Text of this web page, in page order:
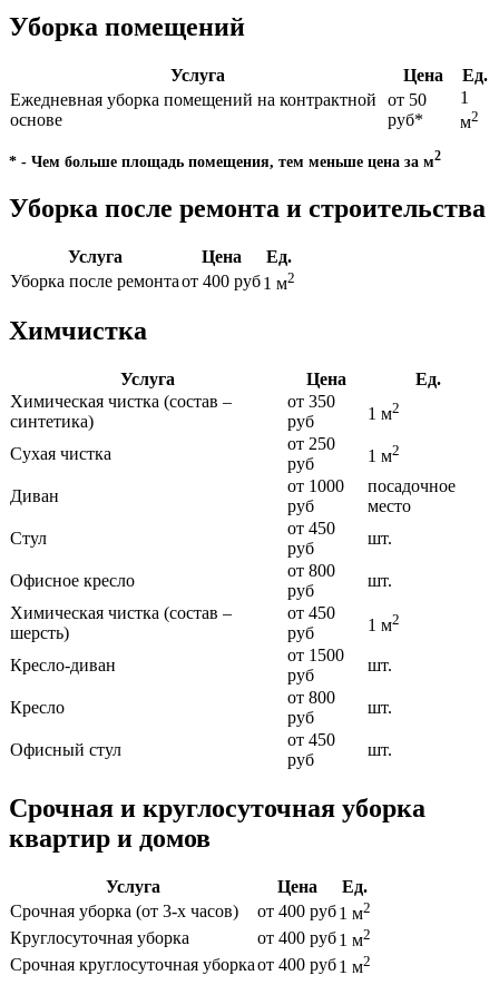
Уборка помещений
Услуга Цена
Ед.
Ежедневная уборка помещений на контрактной
основе
от 50
руб*
1
м2
* - Чем больше площадь помещения, тем меньше цена за м2
Уборка после ремонта и строительства
Услуга Цена
Ед.
Уборка после ремонтаот 400 руб1 м2
Химчистка
Услуга Цена
Ед.
Химическая чистка (состав –
синтетика)
от 350
руб
1 м2
Сухая чистка
от 250
руб
1 м2
Диван
от 1000
руб
посадочное
место
Стул
от 450
руб
шт.
Офисное кресло
от 800
руб
шт.
Химическая чистка (состав –
шерсть)
от 450
руб
1 м2
Кресло-диван
от 1500
руб
шт.
Кресло
от 800
руб
шт.
Офисный стул
от 450
руб
шт.
Срочная и круглосуточная уборка
квартир и домов
Услуга Цена
Ед.
Срочная уборка (от 3-х часов)
от 400 руб1 м2
Круглосуточная уборка от 400 руб1 м2
Срочная круглосуточная уборкаот 400 руб1 м2